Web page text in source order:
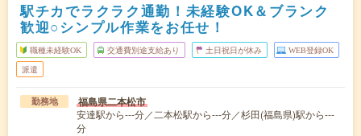
駅チカでラクラク通勤！未経験OK＆ブランク
歓迎○シンプル作業をお任せ！
職種未経験OK 交通費別途支給あり 土日祝日が休み WEB登録OK
派遣
勤務地 福島県二本松市
安達駅から---分／二本松駅から---分／杉田(福島県)駅から---
分